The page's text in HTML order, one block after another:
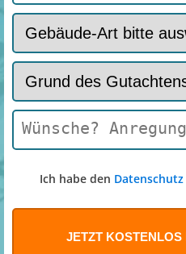
Ich habe den Datenschutz